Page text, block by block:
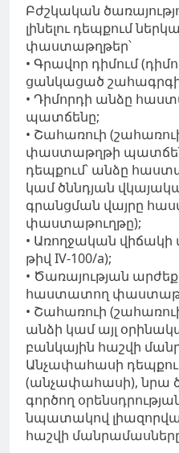
Բժշկական
լինելու դեպքում
փաստաթղթեր՝
• Գրավոր դիմում
ցանկացած
• ​​Դիմորդի անձը
պատճենը;
• Շահառուի
փաստաթղթի
դեպքում՝ անձը
կամ ծննդյան
գրանցման վայրը
փաստաթուղթը);
• Առողջական
թիվ IV-100/a);
• Ծառայության
հաստատող
• Շահառուի
անձի կամ այլ
բանկային հաշվի
Անչափահասի
(անչափահասի), նրա
գործող
նպատակով
հաշվի